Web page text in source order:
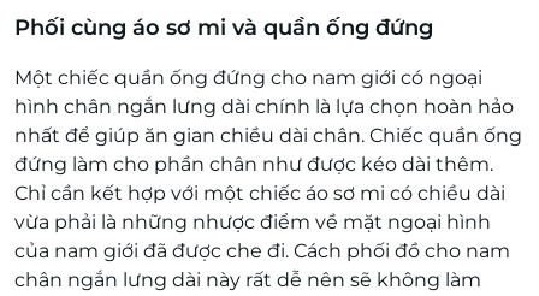
Phối cùng áo sơ mi và quần ống đứng
Một chiếc quần ống đứng cho nam giới có ngoại
hình chân ngắn lưng dài chính là lựa chọn hoàn hảo
nhất để giúp ăn gian chiều dài chân. Chiếc quần ống
đứng làm cho phần chân như được kéo dài thêm.
Chỉ cần kết hợp với một chiếc áo sơ mi có chiều dài
vừa phải là những nhược điểm về mặt ngoại hình
của nam giới đã được che đi. Cách phối đồ cho nam
chân ngắn lưng dài này rất dễ nên sẽ không làm